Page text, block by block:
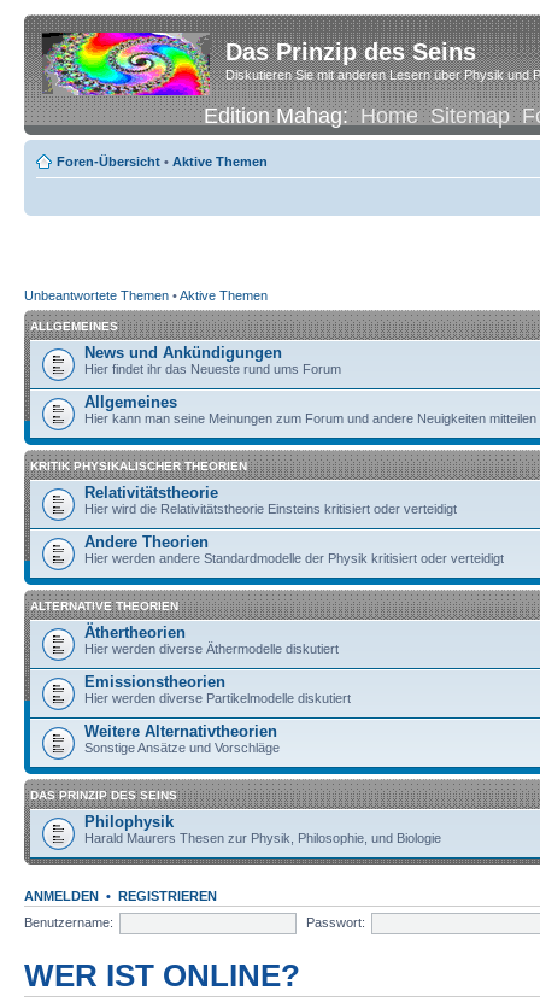
Das Prinzip des Seins
Diskutieren Sie mit anderen Lesern über Physik und
Edition Mahag:Home Sitemap
Foren-Übersicht • Aktive Themen
Unbeantwortete Themen •Aktive Themen
ALLGEMEINES
News und Ankündigungen
Hier findet ihr das Neueste rund ums Forum
Allgemeines
Hier kann man seine Meinungen zum Forum und andere Neuigkeiten mitteilen
KRITIK PHYSIKALISCHER THEORIEN
Relativitätstheorie
Hier wird die Relativitätstheorie Einsteins kritisiert oder verteidigt
Andere Theorien
Hier werden andere Standardmodelle der Physik kritisiert oder verteidigt
ALTERNATIVE THEORIEN
Äthertheorien
Hier werden diverse Äthermodelle diskutiert
Emissionstheorien
Hier werden diverse Partikelmodelle diskutiert
Weitere Alternativtheorien
Sonstige Ansätze und Vorschläge
DAS PRINZIP DES SEINS
Philophysik
Harald Maurers Thesen zur Physik, Philosophie, und Biologie
ANMELDEN • REGISTRIEREN
Benutzername:
Passwort:
WER IST ONLINE?